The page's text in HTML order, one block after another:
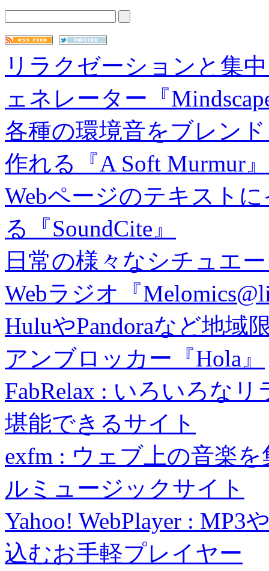
リラクゼーションと集
ェネレーター『
各種の環境音をブレン
作れる『A Soft Murmur』
Webページのテキスト
る『SoundCite』
日常の様々なシチュエ
Webラジオ『
HuluやPandoraなど地域
アンブロッカー『Hola』
FabRelax : いろいろな
堪能できるサイト
exfm : ウェブ上の音楽
ルミュージックサイト
Yahoo! WebPlayer : MP3
込むお手軽プレイヤー